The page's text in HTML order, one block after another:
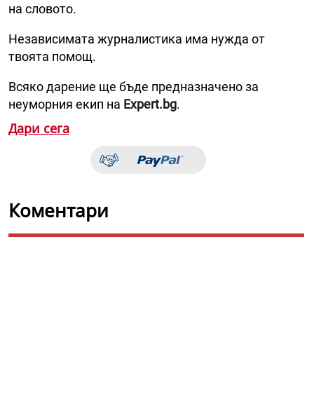
на словото.
Независимата журналистика има нужда от
твоята помощ.
Всяко дарение ще бъде предназначено за
неуморния екип на Expert.bg.
Дари сега
Коментари